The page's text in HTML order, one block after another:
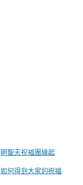
眀聖天祝福團緣起
如何得到大家的祝福